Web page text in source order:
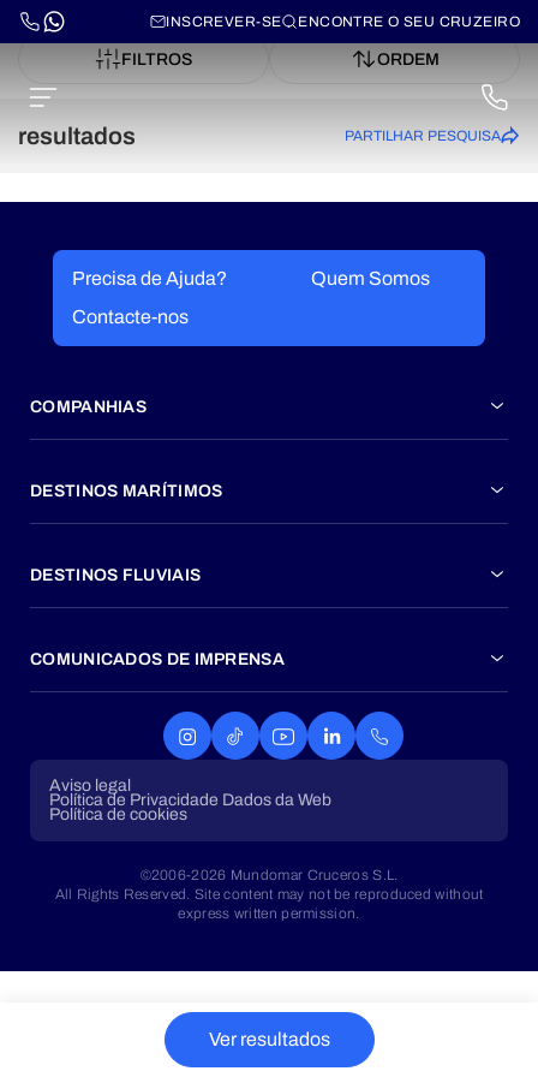
INSCREVER-SE ENCONTRE O SEU CRUZEIRO
FILTROS ORDEM
resultados PARTILHAR PESQUISA
Ver resultados
Precisa de Ajuda?
Quem Somos
Contacte-nos
COMPANHIAS
DESTINOS MARÍTIMOS
DESTINOS FLUVIAIS
COMUNICADOS DE IMPRENSA
Aviso legal
Política de Privacidade Dados da Web
Política de cookies
©2006-2026 Mundomar Cruceros S.L.
All Rights Reserved. Site content may not be reproduced without
express written permission.